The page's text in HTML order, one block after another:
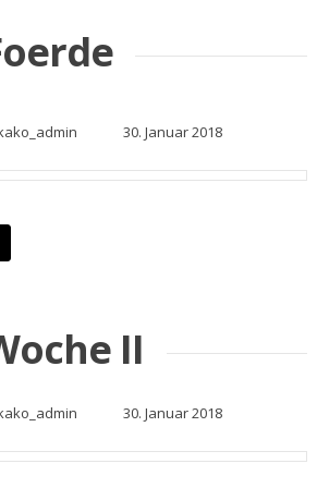
30. Januar 2018
II
30. Januar 2018